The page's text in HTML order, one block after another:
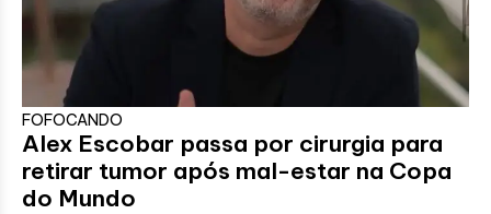
FOFOCANDO
Alex Escobar passa por cirurgia para
retirar tumor após mal-estar na Copa
do Mundo